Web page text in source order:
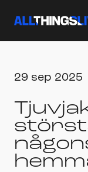
29 sep 2025